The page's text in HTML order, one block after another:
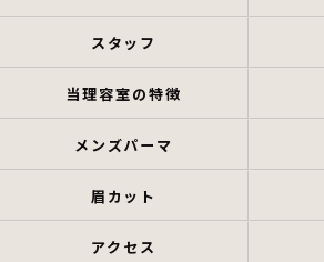
スタッフ
当理容室の特徴
メンズパーマ
眉カット
アクセス